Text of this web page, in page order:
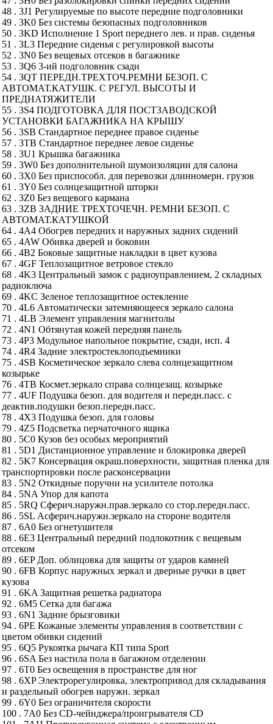
48 . 3J1 Регулируемые по высоте передние подголовники
49 . 3K0 Без системы безопасных подголовников
50 . 3KD Исполнение 1 Sport переднего лев. и прав. сиденья
51 . 3L3 Передние сиденья с регулировкой высоты
52 . 3N0 Без вещевых отсеков в багажнике
53 . 3Q6 3-ий подголовник сзади
54 . 3QT ПЕРЕДН.ТРЕХТОЧ.РЕМНИ БЕЗОП. С
АВТОМАТ.КАТУШК. С РЕГУЛ. ВЫСОТЫ И
ПРЕДНАТЯЖИТЕЛИ
55 . 3S4 ПОДГОТОВКА ДЛЯ ПОСТЗАВОДСКОЙ
УСТАНОВКИ БАГАЖНИКА НА КРЫШУ
56 . 3SB Стандартное переднее правое сиденье
57 . 3TB Стандартное переднее левое сиденье
58 . 3U1 Крышка багажника
59 . 3W0 Без дополнительной шумоизоляции для салона
60 . 3X0 Без приспособл. для перевозки длинномерн. грузов
61 . 3Y0 Без солнцезащитной шторки
62 . 3Z0 Без вещевого кармана
63 . 3ZB ЗАДНИЕ ТРЕХТОЧЕЧН. РЕМНИ БЕЗОП. С
АВТОМАТ.КАТУШКОЙ
64 . 4A4 Обогрев передних и наружных задних сидений
65 . 4AW Обивка дверей и боковин
66 . 4B2 Боковые защитные накладки в цвет кузова
67 . 4GF Теплозащитное ветровое стекло
68 . 4K3 Центральный замок с радиоуправлением, 2 складных
радиоключа
69 . 4KC Зеленое теплозащитное остекление
70 . 4L6 Автоматически затемняющееся зеркало салона
71 . 4LB Элемент управления магнитолы
72 . 4N1 Обтянутая кожей передняя панель
73 . 4P3 Модульное напольное покрытие, сзади, исп. 4
74 . 4R4 Задние электростеклоподъемники
75 . 4SB Косметическое зеркало слева солнцезащитном
козырьке
76 . 4TB Космет.зеркало справа солнцезащ. козырьке
77 . 4UF Подушка безоп. для водителя и передн.пасс. с
деактив.подушки безоп.передн.пасс.
78 . 4X3 Подушка безоп. для головы
79 . 4Z5 Подсветка перчаточного ящика
80 . 5C0 Кузов без особых мероприятий
81 . 5D1 Дистанционное управление и блокировка дверей
82 . 5K7 Консервация окраш.поверхности, защитная пленка для
транспортировки после расконсервации
83 . 5N2 Откидные поручни на усилителе потолка
84 . 5NA Упор для капота
85 . 5RQ Сферич.наружн.прав.зеркало со стор.передн.пасс.
86 . 5SL Асферич.наружн.зеркало на стороне водителя
87 . 6A0 Без огнетушителя
88 . 6E3 Центральный передний подлокотник с вещевым
отсеком
89 . 6EP Доп. облицовка для защиты от ударов камней
90 . 6FB Корпус наружных зеркал и дверные ручки в цвет
кузова
91 . 6KA Защитная решетка радиатора
92 . 6M5 Сетка для багажа
93 . 6N1 Задние брызговики
94 . 6PE Кожаные элементы управления в соответствии с
цветом обивки сидений
95 . 6Q5 Рукоятка рычага КП типа Sport
96 . 6SA Без настила пола в багажном отделении
97 . 6T0 Без освещения в пространстве для ног
98 . 6XP Электрорегулировка, электропривод для складывания
и раздельный обогрев наружн. зеркал
99 . 6Y0 Без ограничителя скорости
100 . 7A0 Без CD-чейнджера/проигрывателя CD